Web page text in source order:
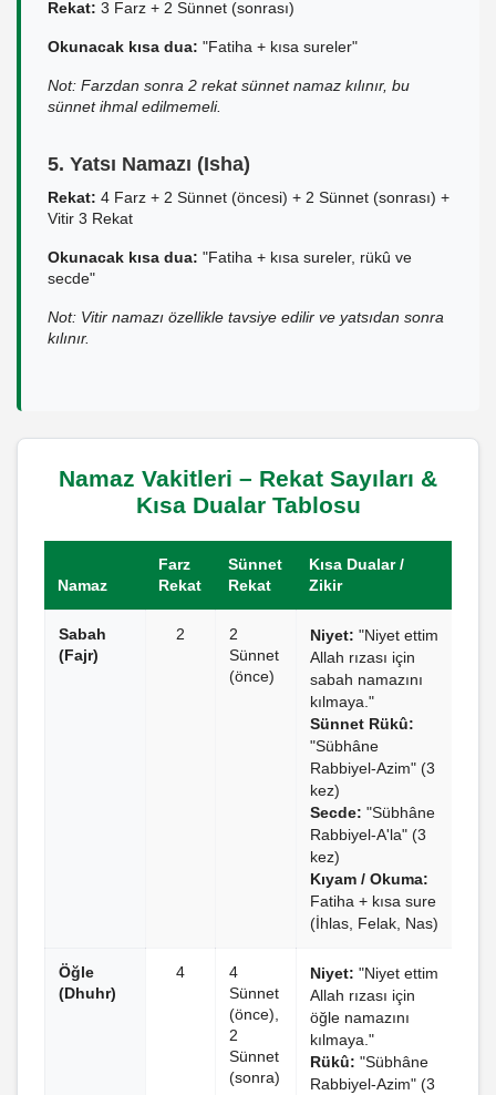
Rekat: 3 Farz + 2 Sünnet (sonrası)
Okunacak kısa dua: "Fatiha + kısa sureler"
Not: Farzdan sonra 2 rekat sünnet namaz kılınır, bu
sünnet ihmal edilmemeli.
5. Yatsı Namazı (Isha)
Rekat: 4 Farz + 2 Sünnet (öncesi) + 2 Sünnet (sonrası) +
Vitir 3 Rekat
Okunacak kısa dua: "Fatiha + kısa sureler, rükû ve
secde"
Not: Vitir namazı özellikle tavsiye edilir ve yatsıdan sonra
kılınır.
Namaz Vakitleri – Rekat Sayıları &
Kısa Dualar Tablosu
Namaz
Farz
Rekat
Sünnet
Rekat
Kısa Dualar /
Zikir
Sabah
(Fajr)
2
2
Sünnet
(önce)
Niyet: "Niyet ettim
Allah rızası için
sabah namazını
kılmaya."
Sünnet Rükû:
"Sübhâne
Rabbiyel-Azim" (3
kez)
Secde: "Sübhâne
Rabbiyel-A'la" (3
kez)
Kıyam / Okuma:
Fatiha + kısa sure
(İhlas, Felak, Nas)
Öğle
(Dhuhr)
4
4
Sünnet
(önce),
2
Sünnet
(sonra)
Niyet: "Niyet ettim
Allah rızası için
öğle namazını
kılmaya."
Rükû: "Sübhâne
Rabbiyel-Azim" (3